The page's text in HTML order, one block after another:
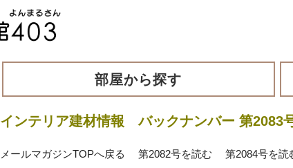
部屋から探す
インテリア建材情報 バックナンバー 第2083
メールマガジンTOPへ戻る 第2082号を読む 第2084号を読